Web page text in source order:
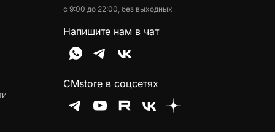
с 9:00 до 22:00, без выходных
Напишите нам в чат
CMstore в соцсетях